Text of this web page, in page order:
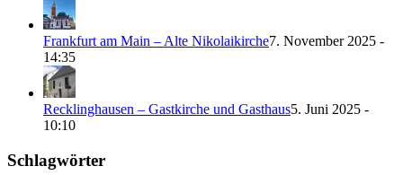
Frankfurt am Main – Alte Nikolaikirche7. November 2025 -
14:35
Recklinghausen – Gastkirche und Gasthaus5. Juni 2025 -
10:10
Schlagwörter